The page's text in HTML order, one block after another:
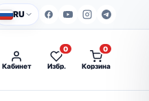
RU
Кабинет Избр.
0
Корзина
0